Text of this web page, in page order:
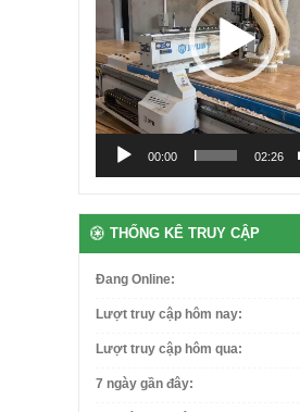
00:00 02:26
THỐNG KÊ TRUY CẬP
Đang Online:
Lượt truy cập hôm nay:
Lượt truy cập hôm qua:
7 ngày gần đây: